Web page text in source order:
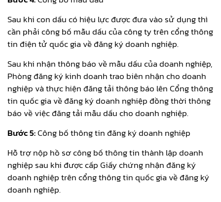
Sau khi con dấu có hiệu lực được đưa vào sử dụng thì
cần phải công bố mẫu dấu của công ty trên cổng thông
tin điện tử quốc gia về đăng ký doanh nghiệp.
Sau khi nhận thông báo về mẫu dấu của doanh nghiệp,
Phòng đăng ký kinh doanh trao biên nhận cho doanh
nghiệp và thực hiện đăng tải thông báo lên Cổng thông
tin quốc gia về đăng ký doanh nghiệp đồng thời thông
báo về việc đăng tải mẫu dấu cho doanh nghiệp.
Bước 5:Công bố thông tin đăng ký doanh nghiệp
Hỗ trợ nộp hồ sơ công bố thông tin thành lập doanh
nghiệp sau khi được cấp Giấy chứng nhận đăng ký
doanh nghiệp trên cổng thông tin quốc gia về đăng ký
doanh nghiệp.